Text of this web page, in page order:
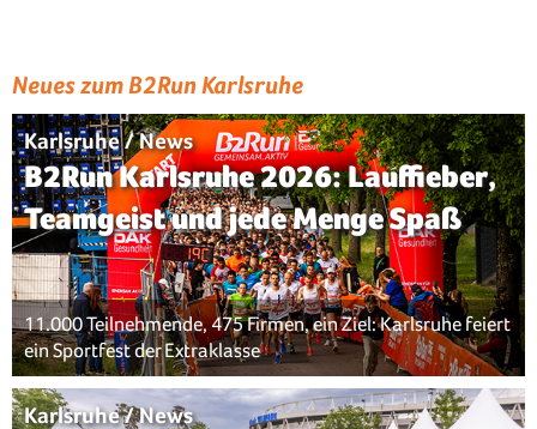
Neues zum B2Run Karlsruhe
Karlsruhe / News
B2Run Karlsruhe 2026: Lauffieber,
Teamgeist und jede Menge Spaß
11.000 Teilnehmende, 475 Firmen, ein Ziel: Karlsruhe feiert
ein Sportfest der Extraklasse
Karlsruhe / News